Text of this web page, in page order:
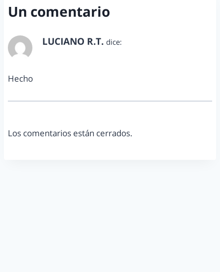
Un comentario
LUCIANO R.T. dice:
Hecho
Los comentarios están cerrados.